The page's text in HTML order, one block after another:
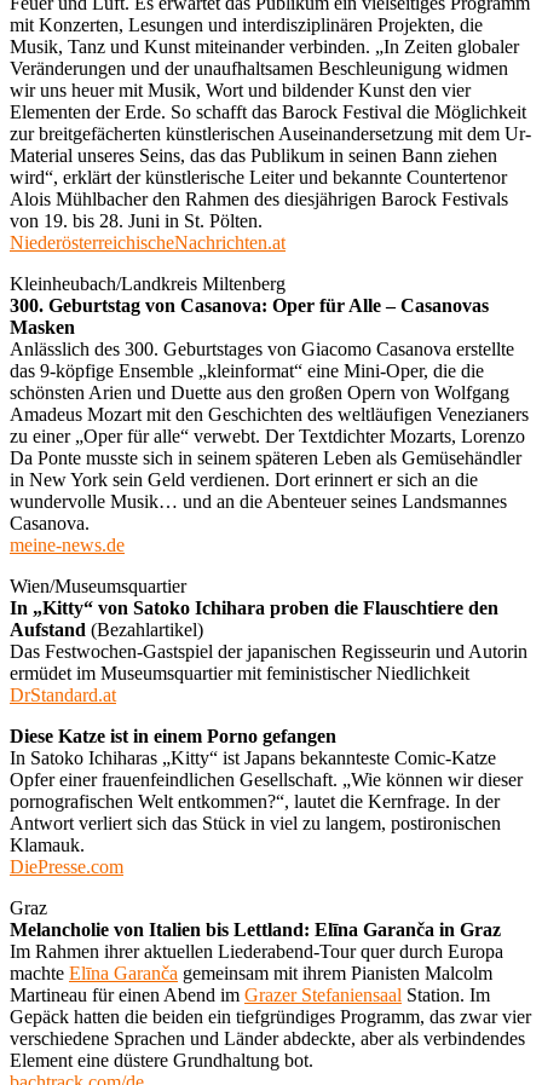
mit Konzerten, Lesungen und interdisziplinären Projekten, die
Musik, Tanz und Kunst miteinander verbinden. „In Zeiten globaler
Veränderungen und der unaufhaltsamen Beschleunigung widmen
wir uns heuer mit Musik, Wort und bildender Kunst den vier
Elementen der Erde. So schafft das Barock Festival die Möglichkeit
zur breitgefächerten künstlerischen Auseinandersetzung mit dem Ur-
Material unseres Seins, das das Publikum in seinen Bann ziehen
wird“, erklärt der künstlerische Leiter und bekannte Countertenor
Alois Mühlbacher den Rahmen des diesjährigen Barock Festivals
von 19. bis 28. Juni in St. Pölten.
NiederösterreichischeNachrichten.at
Kleinheubach/Landkreis Miltenberg
300. Geburtstag von Casanova: Oper für Alle – Casanovas
Masken
Anlässlich des 300. Geburtstages von Giacomo Casanova erstellte
das 9-köpfige Ensemble „kleinformat“ eine Mini-Oper, die die
schönsten Arien und Duette aus den großen Opern von Wolfgang
Amadeus Mozart mit den Geschichten des weltläufigen Venezianers
zu einer „Oper für alle“ verwebt. Der Textdichter Mozarts, Lorenzo
Da Ponte musste sich in seinem späteren Leben als Gemüsehändler
in New York sein Geld verdienen. Dort erinnert er sich an die
wundervolle Musik… und an die Abenteuer seines Landsmannes
Casanova.
meine-news.de
Wien/Museumsquartier
In „Kitty“ von Satoko Ichihara proben die Flauschtiere den
Aufstand (Bezahlartikel)
Das Festwochen-Gastspiel der japanischen Regisseurin und Autorin
ermüdet im Museumsquartier mit feministischer Niedlichkeit
DrStandard.at
Diese Katze ist in einem Porno gefangen
In Satoko Ichiharas „Kitty“ ist Japans bekannteste Comic-Katze
Opfer einer frauenfeindlichen Gesellschaft. „Wie können wir dieser
pornografischen Welt entkommen?“, lautet die Kernfrage. In der
Antwort verliert sich das Stück in viel zu langem, postironischen
Klamauk.
DiePresse.com
Graz
Melancholie von Italien bis Lettland: Elīna Garanča in Graz
Im Rahmen ihrer aktuellen Liederabend-Tour quer durch Europa
machte Elīna Garanča gemeinsam mit ihrem Pianisten Malcolm
Martineau für einen Abend im Grazer Stefaniensaal Station. Im
Gepäck hatten die beiden ein tiefgründiges Programm, das zwar vier
verschiedene Sprachen und Länder abdeckte, aber als verbindendes
Element eine düstere Grundhaltung bot.